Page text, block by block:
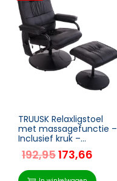
TRUUSK Relaxligstoel
met massagefunctie –
Inclusief kruk –
Kunstleer – Zwart – 77
x 84 x 95 cm
192,95173,66